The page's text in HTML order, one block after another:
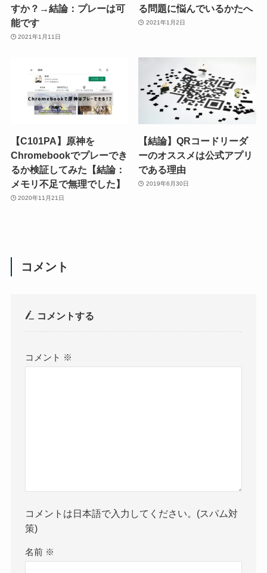
すか？→結論：プレーは可
能です
2021年1月11日
る問題に悩んでいるかたへ
2021年1月2日
【C101PA】原神を
Chromebookでプレーでき
るか検証してみた【結論：
メモリ不足で無理でした】
2020年11月21日
【結論】QRコードリーダ
ーのオススメは公式アプリ
である理由
2019年6月30日
コメント
コメントする
コメント ※
コメントは日本語で入力してください。(スパム対
策)
名前 ※